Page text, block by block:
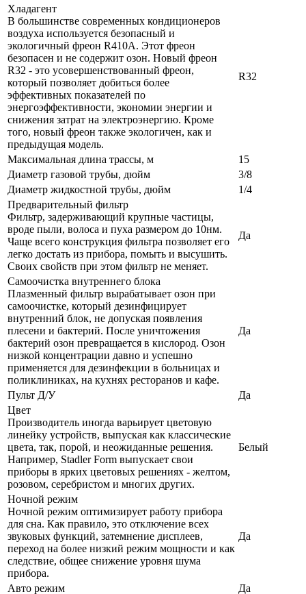
Хладагент
В большинстве современных кондиционеров
воздуха используется безопасный и
экологичный фреон R410A. Этот фреон
безопасен и не содержит озон. Новый фреон
R32 - это усовершенствованный фреон,
который позволяет добиться более
эффективных показателей по
энергоэффективности, экономии энергии и
снижения затрат на электроэнергию. Кроме
того, новый фреон также экологичен, как и
предыдущая модель.
R32
Максимальная длина трассы, м
15
Диаметр газовой трубы, дюйм
3/8
Диаметр жидкостной трубы, дюйм
1/4
Предварительный фильтр
Фильтр, задерживающий крупные частицы,
вроде пыли, волоса и пуха размером до 10нм.
Чаще всего конструкция фильтра позволяет его
легко достать из прибора, помыть и высушить.
Своих свойств при этом фильтр не меняет.
Да
Самоочистка внутреннего блока
Плазменный фильтр вырабатывает озон при
самоочистке, который дезинфицирует
внутренний блок, не допуская появления
плесени и бактерий. После уничтожения
бактерий озон превращается в кислород. Озон
низкой концентрации давно и успешно
применяется для дезинфекции в больницах и
поликлиниках, на кухнях ресторанов и кафе.
Да
Пульт Д/У
Да
Цвет
Производитель иногда варьирует цветовую
линейку устройств, выпуская как классические
цвета, так, порой, и неожиданные решения.
Например, Stadler Form выпускает свои
приборы в ярких цветовых решениях - желтом,
розовом, серебристом и многих других.
Белый
Ночной режим
Ночной режим оптимизирует работу прибора
для сна. Как правило, это отключение всех
звуковых функций, затемнение дисплеев,
переход на более низкий режим мощности и как
следствие, общее снижение уровня шума
прибора.
Да
Авто режим
Да